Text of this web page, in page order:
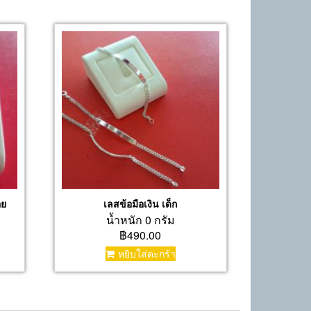
เลสข้อมือเงิน เด็ก
น้ำหนัก 0 กรัม
฿490.00
หยิบใส่ตะกร้า